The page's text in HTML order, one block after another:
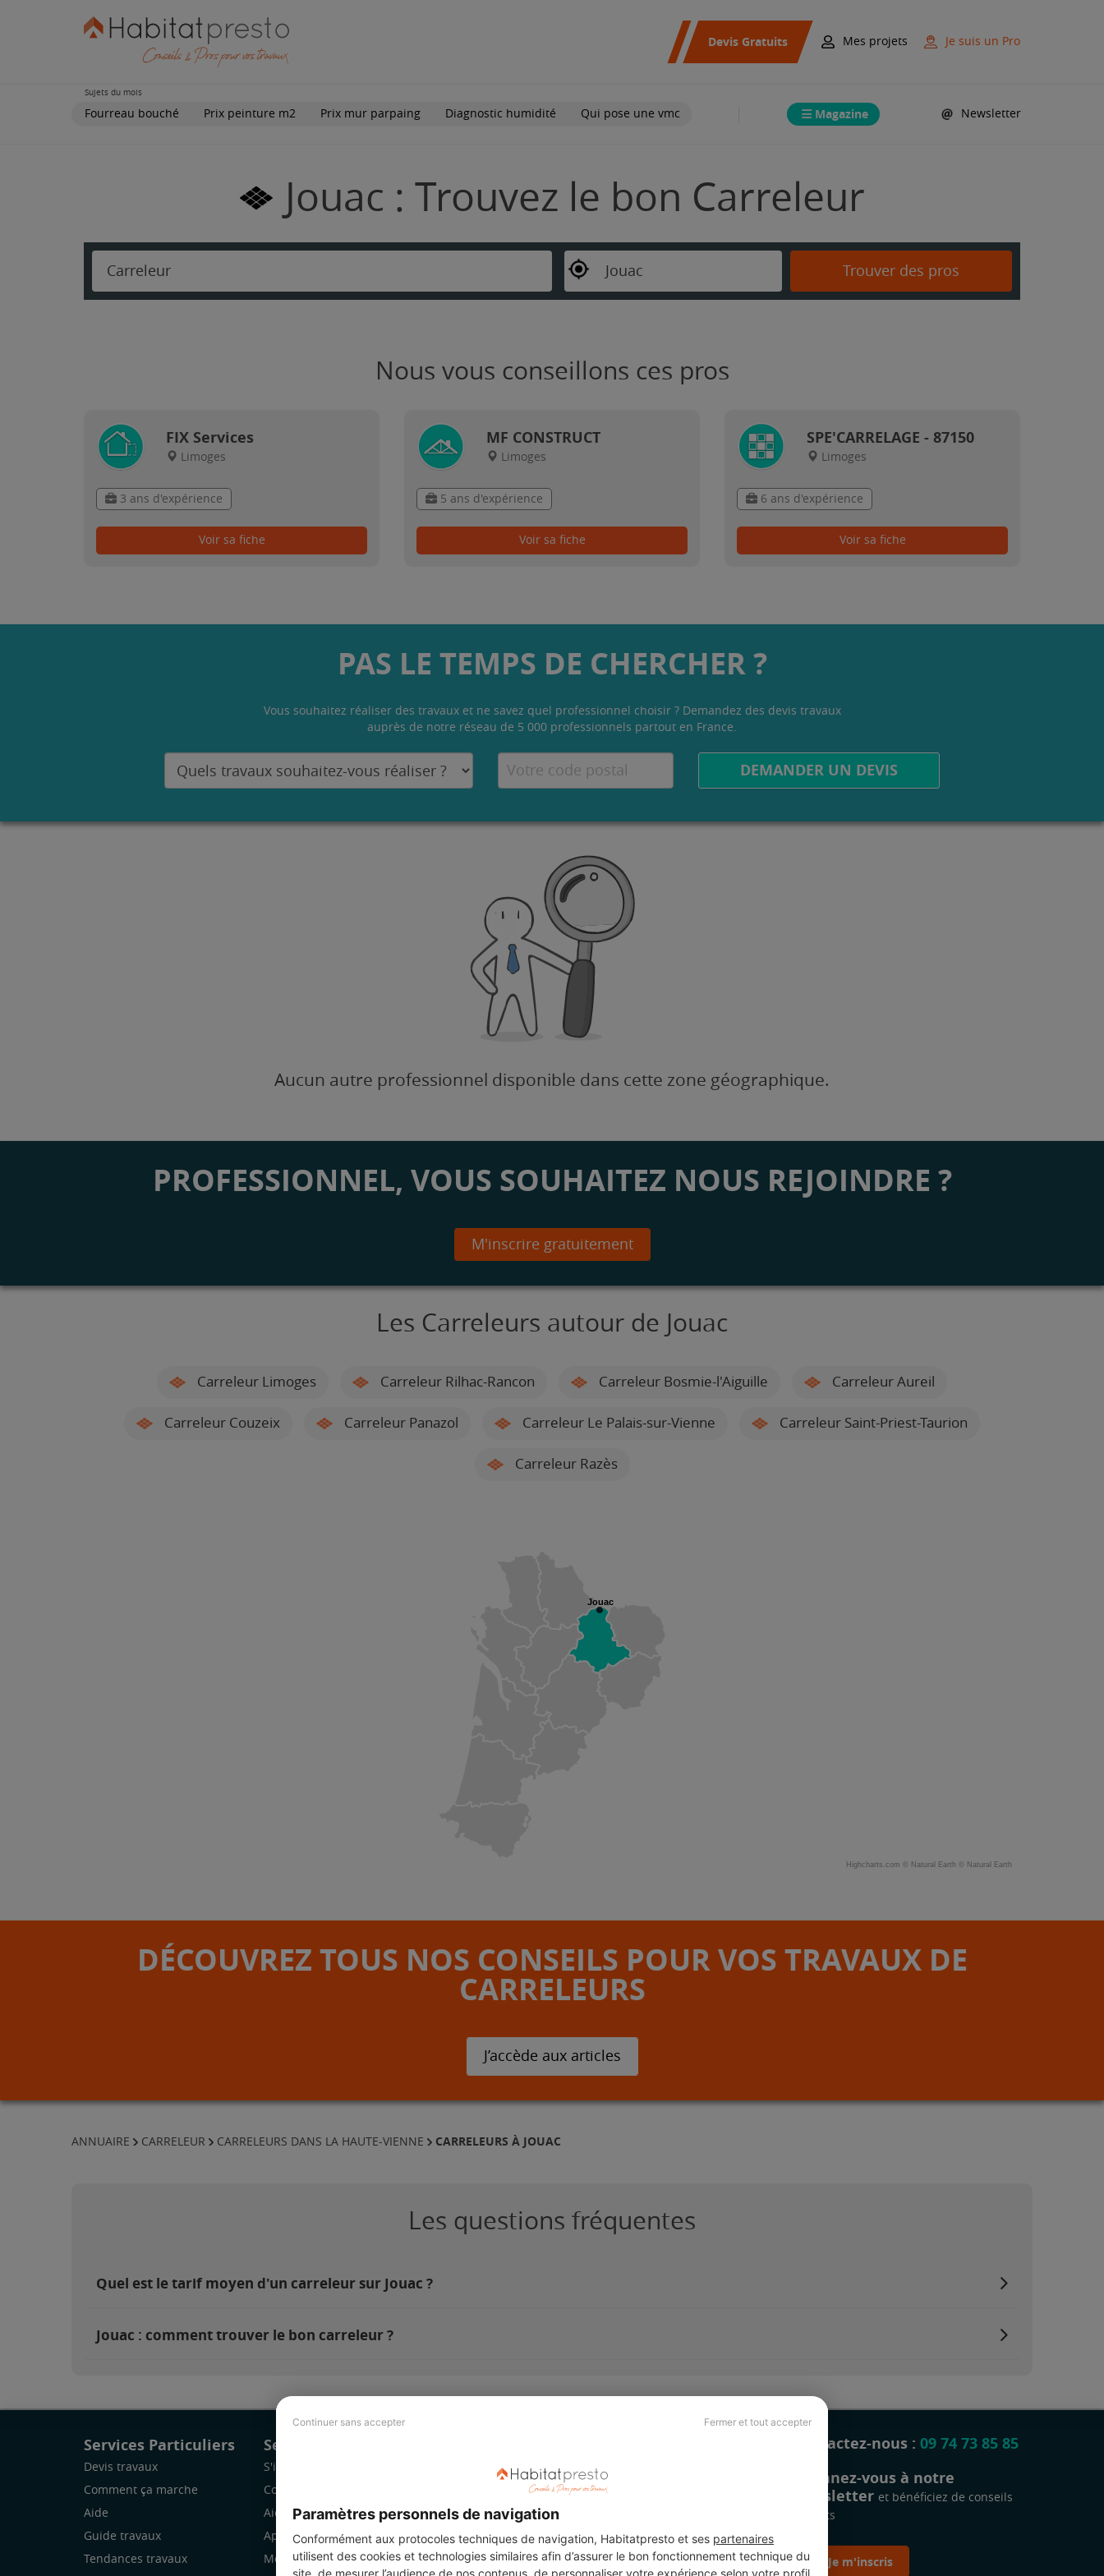
Continuer sans accepter Fermer et tout accepter
Paramètres personnels de navigation
Conformément aux protocoles techniques de navigation, Habitatpresto et ses partenaires
utilisent des cookies et technologies similaires afin d’assurer le bon fonctionnement technique du
site, de mesurer l’audience de nos contenus, de personnaliser votre expérience selon votre profil
Devis Gratuits Mes projets Je suis un Pro
Sujets du mois
Fourreau bouché Prix peinture m2 Prix mur parpaing Diagnostic humidité Qui pose une vmc Magazine Newsletter
Jouac : Trouvez le bon Carreleur
Carreleur Jouac Trouver des pros
Nous vous conseillons ces pros
FIX Services
Limoges
3 ans d'expérience
Voir sa fiche
MF CONSTRUCT
Limoges
5 ans d'expérience
Voir sa fiche
SPE'CARRELAGE - 87150
Limoges
6 ans d'expérience
Voir sa fiche
PAS LE TEMPS DE CHERCHER ?
Vous souhaitez réaliser des travaux et ne savez quel professionnel choisir ? Demandez des devis travaux
auprès de notre réseau de 5 000 professionnels partout en France.
DEMANDER UN DEVIS
Aucun autre professionnel disponible dans cette zone géographique.
PROFESSIONNEL, VOUS SOUHAITEZ NOUS REJOINDRE ?
M'inscrire gratuitement
Les Carreleurs autour de Jouac
Carreleur Limoges Carreleur Rilhac-Rancon Carreleur Bosmie-l'Aiguille Carreleur Aureil
Carreleur Couzeix Carreleur Panazol Carreleur Le Palais-sur-Vienne Carreleur Saint-Priest-Taurion
Carreleur Razès
Jouac
Highcharts.com © Natural Earth © Natural Earth
DÉCOUVREZ TOUS NOS CONSEILS POUR VOS TRAVAUX DE
CARRELEURS
J’accède aux articles
ANNUAIRE CARRELEUR CARRELEURS DANS LA HAUTE-VIENNE CARRELEURS À JOUAC
Les questions fréquentes
Quel est le tarif moyen d'un carreleur sur Jouac ?
Jouac : comment trouver le bon carreleur ?
Services Particuliers
Devis travaux
Comment ça marche
Aide
Guide travaux
Tendances travaux
Services Pro
S'inscrire
Comment ça marche
Aide
Application Mobile
Mon espace
Revue de presse
Légal
Charte cookies
Contactez-nous : 09 74 73 85 85
Abonnez-vous à notre
newsletter et bénéficiez de conseils
gratuits
Je m'inscris